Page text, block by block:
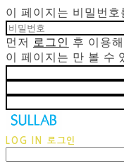
이 페이지는 비밀번
먼저 로그인 후 이용
이 페이지는 만 볼 수
LOG IN 로그인